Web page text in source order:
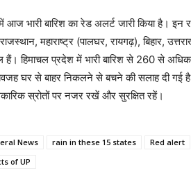
भारी बारिश का रेड अलर्ट जारी किया है। इन
महाराष्ट्र (पालघर, रायगढ़), बिहार,
हैं। हिमाचल प्रदेश में भारी बारिश से 260 से
घर से बाहर निकलने से बचने की सलाह दी गई
स्रोतों पर नजर रखें और सुरक्षित रहें।
News rain in these 15 states Red alert
of UP